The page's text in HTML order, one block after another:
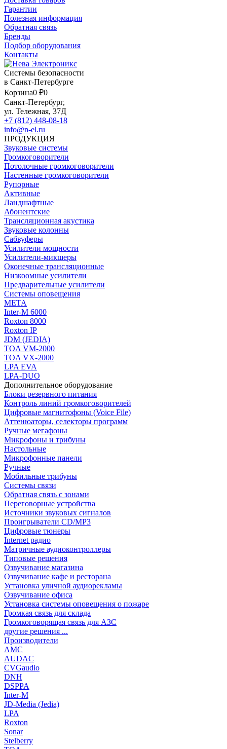
Гарантии
Полезная информация
Обратная связь
Бренды
Подбор оборудования
Контакты
Системы безопасности
в Санкт-Петербурге
Корзина0 ₽0
Санкт-Петербург,
ул. Тележная, 37Д
+7 (812) 448-08-18
info@n-el.ru
ПРОДУКЦИЯ
Звуковые системы
Громкоговорители
Потолочные громкоговорители
Настенные громкоговорители
Рупорные
Активные
Ландшафтные
Абонентские
Трансляционная акустика
Звуковые колонны
Сабвуферы
Усилители мощности
Усилители-микшеры
Оконечные трансляционные
Низкоомные усилители
Предварительные усилители
Системы оповещения
МЕТА
Inter-M 6000
Roxton 8000
Roxton IP
JDM (JEDIA)
TOA VM-2000
TOA VX-2000
LPA EVA
LPA-DUO
Дополнительное оборудование
Блоки резервного питания
Контроль линий громкоговорителей
Цифровые магнитофоны (Voice File)
Аттенюаторы, селекторы программ
Ручные мегафоны
Микрофоны и трибуны
Настольные
Микрофонные панели
Ручные
Мобильные трибуны
Системы связи
Обратная связь с зонами
Переговорные устройства
Источники звуковых сигналов
Проигрыватели CD/MP3
Цифровые тюнеры
Internet радио
Матричные аудиоконтроллеры
Типовые решения
Озвучивание магазина
Озвучивание кафе и ресторана
Установка уличной аудиорекламы
Озвучивание офиса
Установка системы оповещения о пожаре
Громкая связь для склада
Громкоговорящая связь для АЗС
другие решения ...
Производители
AMC
AUDAC
CVGaudio
DNH
DSPPA
Inter-M
JD-Media (Jedia)
LPA
Roxton
Sonar
Stelberry